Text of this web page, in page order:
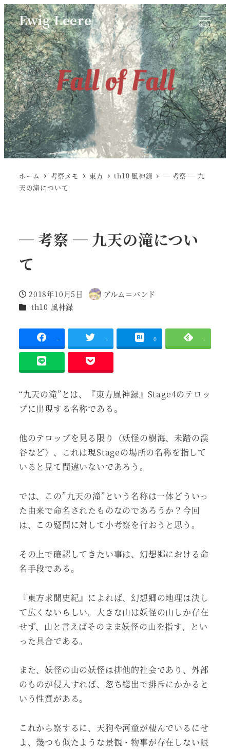
Ewig Leere MENU
ホーム 考察メモ 東方 th10 風神録
― 考察 ― 九
天の滝について
― 考察 ― 九天の滝につい
て
投稿日
2018年10月5日
著
アルム＝バンド
作品th10 風神録
- - 0 -
“九天の滝”とは、『東方風神録』Stage4のテロッ
プに出現する名称である。
他のテロップを見る限り（妖怪の樹海、未踏の渓
谷など）、これは現Stageの場所の名称を指して
いると見て間違いないであろう。
では、この”九天の滝”という名称は一体どういっ
た由来で命名されたものなのであろうか？今回
は、この疑問に対して小考察を行おうと思う。
その上で確認してきたい事は、幻想郷における命
名手段である。
『東方求聞史紀』によれば、幻想郷の地理は決し
て広くないらしい。大きな山は妖怪の山しか存在
せず、山と言えばそのまま妖怪の山を指す、とい
った具合である。
また、妖怪の山の妖怪は排他的社会であり、外部
のものが侵入すれば、忽ち総出で排斥にかかると
いう性質がある。
これから察するに、天狗や河童が棲んでいるにせ
よ、幾つも似たような景観・物事が存在しない限